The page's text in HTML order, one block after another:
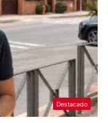
Destacado